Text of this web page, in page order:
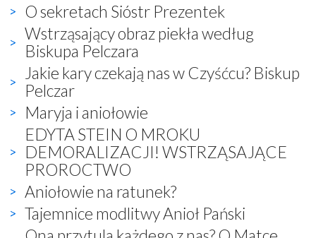
O sekretach Sióstr Prezentek
Wstrząsający obraz piekła według
Biskupa Pelczara
Jakie kary czekają nas w Czyśćcu? Biskup
Pelczar
Maryja i aniołowie
EDYTA STEIN O MROKU
DEMORALIZACJI! WSTRZĄSAJĄCE
PROROCTWO
Aniołowie na ratunek?
Tajemnice modlitwy Anioł Pański